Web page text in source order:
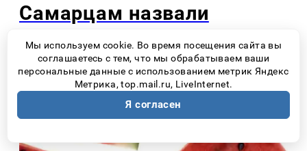
Самарцам назвали
безопасную норму
употребления арбуза в
день
Мы используем cookie. Во время посещения сайта вы
соглашаетесь с тем, что мы обрабатываем ваши
персональные данные с использованием метрик Яндекс
Метрика, top.mail.ru, LiveInternet.
Я согласен